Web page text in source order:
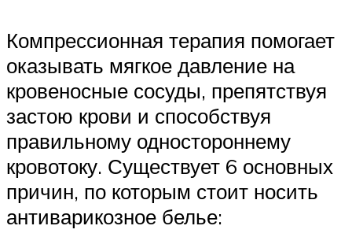
Компрессионная терапия помогает
оказывать мягкое давление на
кровеносные сосуды, препятствуя
застою крови и способствуя
правильному одностороннему
кровотоку. Существует 6 основных
причин, по которым стоит носить
антиварикозное белье: